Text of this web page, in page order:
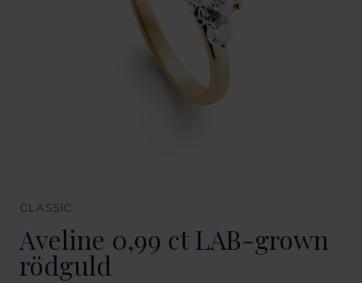
CLASSIC
Aveline 0,99 ct LAB-grown
rödguld